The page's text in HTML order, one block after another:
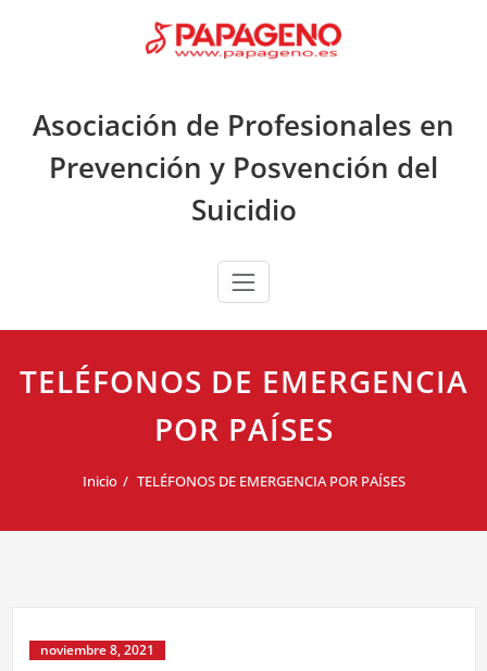
Asociación de Profesionales en
Prevención y Posvención del
Suicidio
TELÉFONOS DE EMERGENCIA
POR PAÍSES
Inicio TELÉFONOS DE EMERGENCIA POR PAÍSES
noviembre 8, 2021